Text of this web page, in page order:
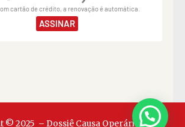
cartão de crédito, a renovação é automática.
ASSINAR
© 2025 – Dossiê Causa Operária